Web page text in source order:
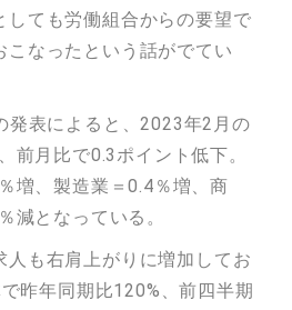
しても労働組合からの要望で
こなったという話がでてい
発表によると、2023年2月の
前月比で0.3ポイント低下。
増、製造業＝0.4％増、商
減となっている。
人も右肩上がりに増加してお
昨年同期比120%、前四半期